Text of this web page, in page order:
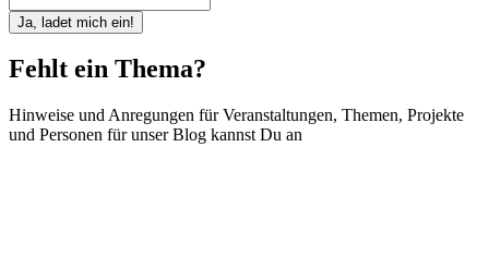
Ja, ladet mich ein!
Fehlt ein Thema?
Hinweise und Anregungen für Veranstaltungen, Themen, Projekte
und Personen für unser Blog kannst Du an